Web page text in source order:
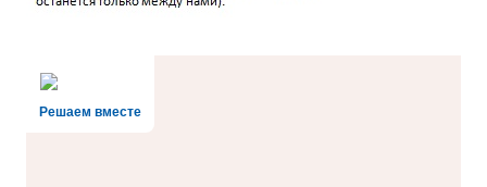
Решаем вместе